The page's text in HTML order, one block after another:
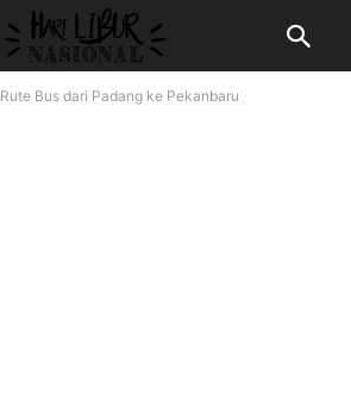
Rute Bus dari Padang ke Pekanbaru